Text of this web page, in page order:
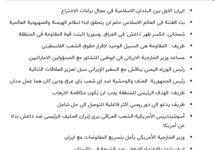
ایران الاول بین البلدان الاسلامیة فی مجال براءات الاختراع
بث الفتنة فی العالم الاسلامی حلم لن یتحقق ابدا لنظام الهیمنة والصهیونیة العالمیة
شمخانی: انکسر ظهر 'داعش' فی العراق..وسوریا اثبتت قوة المقاومة فی المنطقة
ظریف : المقاومة هی السبیل الوحید لاقرار حقوق الشعب الفلسطینی
مساعد وزیر الخارجیة الایرانی فی ابوظبی للتشاور مع المسؤولین الاماراتیین
رئیس الوزراء الیمنی یناقش مع السفیر الإیرانی سبل تعزیز العلاقات الثنائیة
رئیس الجمهوریة: العنف والوحشیة ضد ای شعب بای عرق ودین کان هما عمل مدان
ظریف: الهدف الرئیسی للمنطقة یجب ان یکون مکافحة الارهاب
ظریف یدعو الی دور روسی اکثر فاعلیة للتوصل الی حل شامل
أسوشیتدبرس الأمریکیة:الشعب العراقی یری إیران الحلیف الرئیسی ضد داعش بدلا
عن أمریکا
وزیر الخارجیة الأمریکی یأمل بتسریع المفاوضات مع ایران